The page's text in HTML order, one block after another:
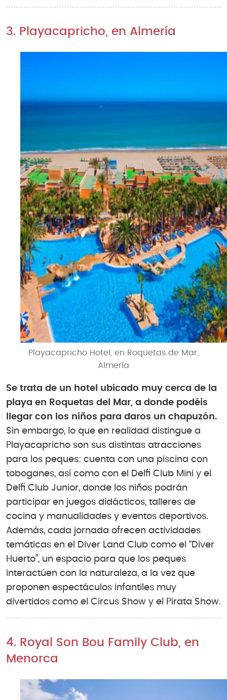
3. Playacapricho, en Almería
Playacapricho Hotel, en Roquetas de Mar,
Almería
Se trata de un hotel ubicado muy cerca de la
playa en Roquetas del Mar, a donde podéis
llegar con los niños para daros un chapuzón.
Sin embargo, lo que en realidad distingue a
Playacapricho son sus distintas atracciones
para los peques: cuenta con una piscina con
toboganes, así como con el Delfi Club Mini y el
Delfi Club Junior, donde los niños podrán
participar en juegos didácticos, talleres de
cocina y manualidades y eventos deportivos.
Además, cada jornada ofrecen actividades
temáticas en el Diver Land Club como el “Diver
Huerto”, un espacio para que los peques
interactúen con la naturaleza, a la vez que
proponen espectáculos infantiles muy
divertidos como el Circus Show y el Pirata Show.
4. Royal Son Bou Family Club, en
Menorca